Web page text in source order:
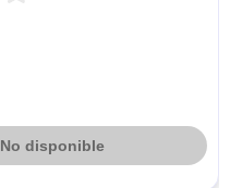
No disponible